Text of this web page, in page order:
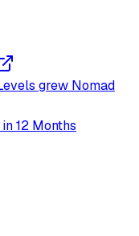
grew Nomad
12 Months